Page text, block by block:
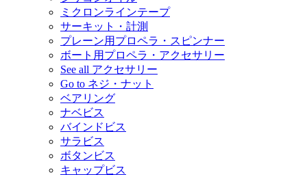
ミクロンラインテープ
サーキット・計測
プレーン用プロペラ・スピンナー
ボート用プロペラ・アクセサリー
See all アクセサリー
Go to ネジ・ナット
ベアリング
ナベビス
バインドビス
サラビス
ボタンビス
キャップビス